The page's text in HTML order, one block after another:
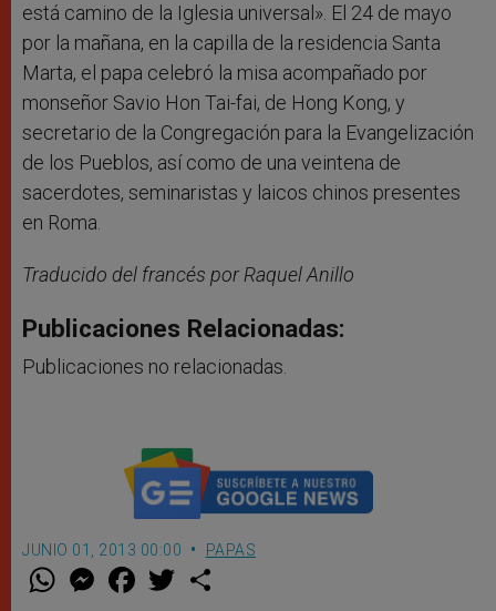
está camino de la Iglesia universal». El 24 de mayo
por la mañana, en la capilla de la residencia Santa
Marta, el papa celebró la misa acompañado por
monseñor Savio Hon Tai-fai, de Hong Kong, y
secretario de la Congregación para la Evangelización
de los Pueblos, así como de una veintena de
sacerdotes, seminaristas y laicos chinos presentes
en Roma.
Traducido del francés por Raquel Anillo
Publicaciones Relacionadas:
Publicaciones no relacionadas.
JUNIO 01, 2013 00:00 PAPAS
W M
e
F
a w